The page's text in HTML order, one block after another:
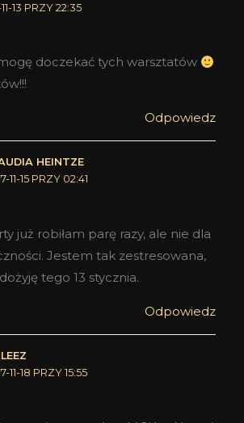
13 PRZY 22:35
doczekać tych warsztatów
Odpowiedz
HEINTZE
11-15 PRZY 02:41
już robiłam parę razy, ale nie dla
Jestem tak zestresowana,
tego 13 stycznia.
Odpowiedz
11-18 PRZY 15:55